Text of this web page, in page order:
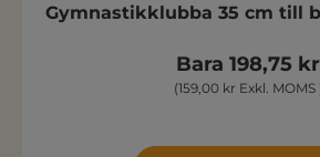
Gymnastikklubba 35 cm till
Bara 198,75 kr
(159,00 kr Exkl. MOMS